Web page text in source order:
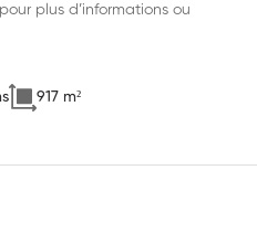
plus d’informations ou
917 m²